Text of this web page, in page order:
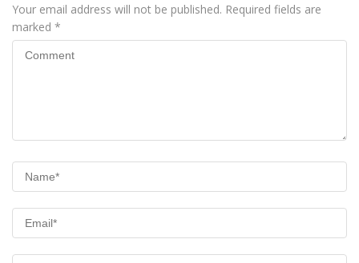
Your email address will not be published. Required fields are
marked *